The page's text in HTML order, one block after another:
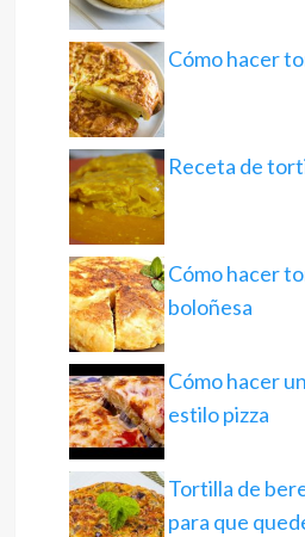
Cómo hacer
Receta de
Cómo hacer
boloñesa
Cómo hacer
estilo pizza
Tortilla de
para que